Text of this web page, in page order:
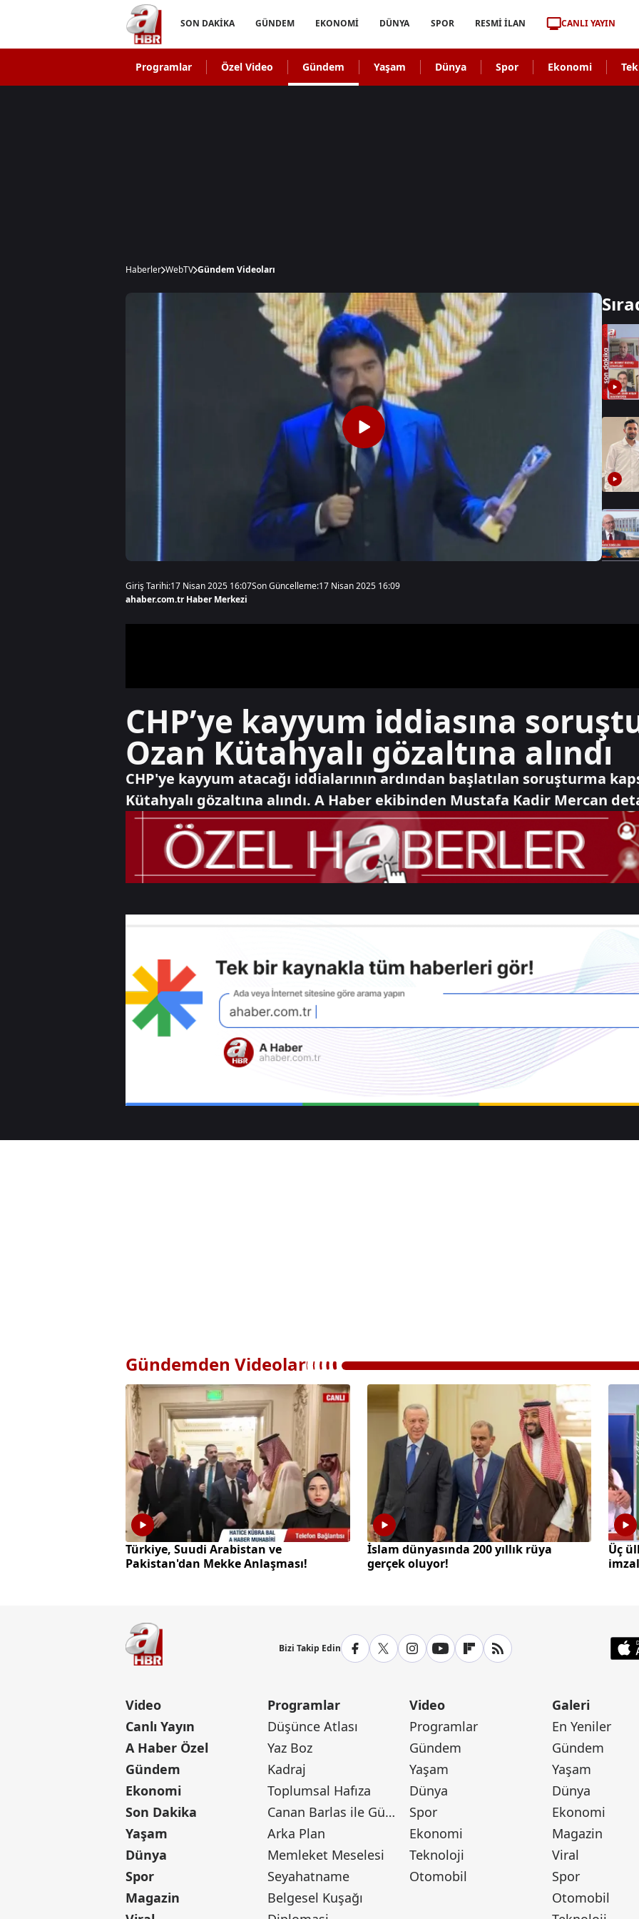
SON DAKİKA GÜNDEM EKONOMİ DÜNYA SPOR RESMİ İLAN CANLI YAYIN
Programlar Özel Video Gündem Yaşam Dünya Spor Ekonomi
Haberler WebTV Gündem Videoları
Giriş Tarihi:17 Nisan 2025 16:07Son Güncelleme:17 Nisan 2025 16:09
ahaber.com.tr Haber Merkezi
CHP’ye kayyum iddiasına
Ozan Kütahyalı gözaltına alındı
CHP'ye kayyum atacağı iddialarının ardından başlatılan soruşturma
Kütahyalı gözaltına alındı. A Haber ekibinden Mustafa Kadir Mercan
Gündemden Videolar
Türkiye, Suudi Arabistan ve
Pakistan'dan Mekke Anlaşması!
İslam dünyasında 200 yıllık rüya
gerçek oluyor!
Üç
Bizi Takip Edin
Video
Canlı Yayın
A Haber Özel
Gündem
Ekonomi
Son Dakika
Yaşam
Dünya
Spor
Magazin
Programlar
Düşünce Atlası
Yaz Boz
Kadraj
Toplumsal Hafıza
Canan Barlas ile Gündem
Arka Plan
Memleket Meselesi
Seyahatname
Belgesel Kuşağı
Video
Programlar
Gündem
Yaşam
Dünya
Spor
Ekonomi
Teknoloji
Otomobil
Galeri
En Yeniler
Gündem
Yaşam
Dünya
Ekonomi
Magazin
Viral
Spor
Otomobil